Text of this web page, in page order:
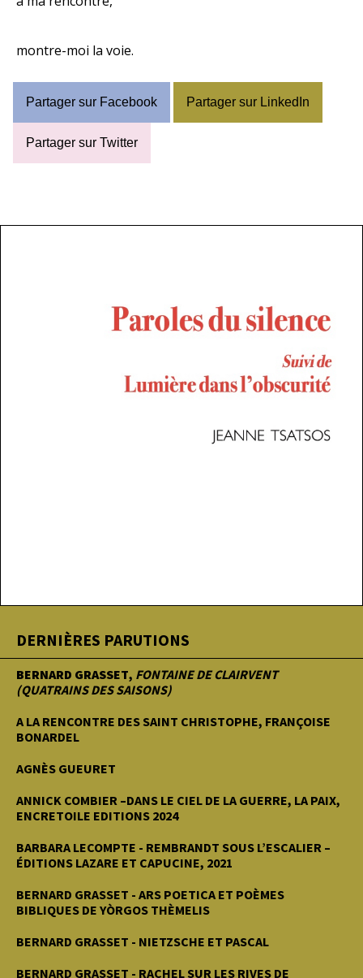
DERNIÈRES PARUTIONS
BERNARD GRASSET, FONTAINE DE CLAIRVENT
(QUATRAINS DES SAISONS)
A LA RENCONTRE DES SAINT CHRISTOPHE, FRANÇOISE
BONARDEL
AGNÈS GUEURET
ANNICK COMBIER –DANS LE CIEL DE LA GUERRE, LA PAIX,
ENCRETOILE EDITIONS 2024
BARBARA LECOMPTE - REMBRANDT SOUS L’ESCALIER –
ÉDITIONS LAZARE ET CAPUCINE, 2021
BERNARD GRASSET - ARS POETICA ET POÈMES
BIBLIQUES DE YÒRGOS THÈMELIS
BERNARD GRASSET - NIETZSCHE ET PASCAL
BERNARD GRASSET - RACHEL SUR LES RIVES DE
montre-moi la voie.
Partager sur Facebook Partager sur LinkedIn
Partager sur Twitter